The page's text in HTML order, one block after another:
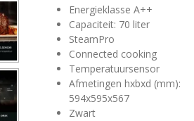
Energieklasse A++
Capaciteit: 70 liter
SteamPro
Connected cooking
Temperatuursensor
Afmetingen hxbxd (mm):
594x595x567
Zwart